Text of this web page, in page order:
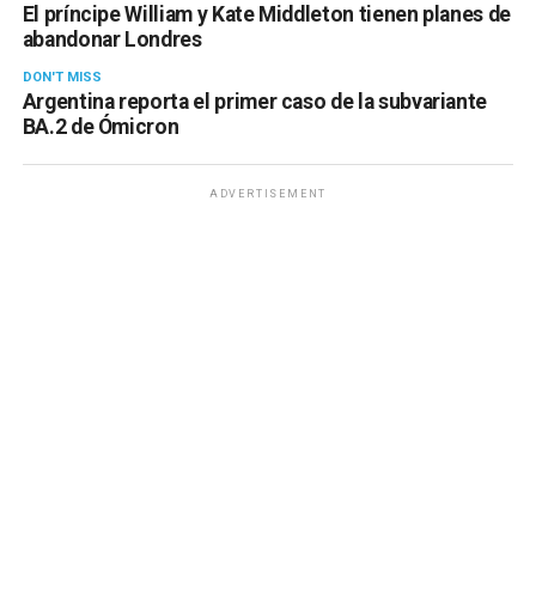
El príncipe William y Kate Middleton tienen planes de
abandonar Londres
DON'T MISS
Argentina reporta el primer caso de la subvariante
BA.2 de Ómicron
ADVERTISEMENT